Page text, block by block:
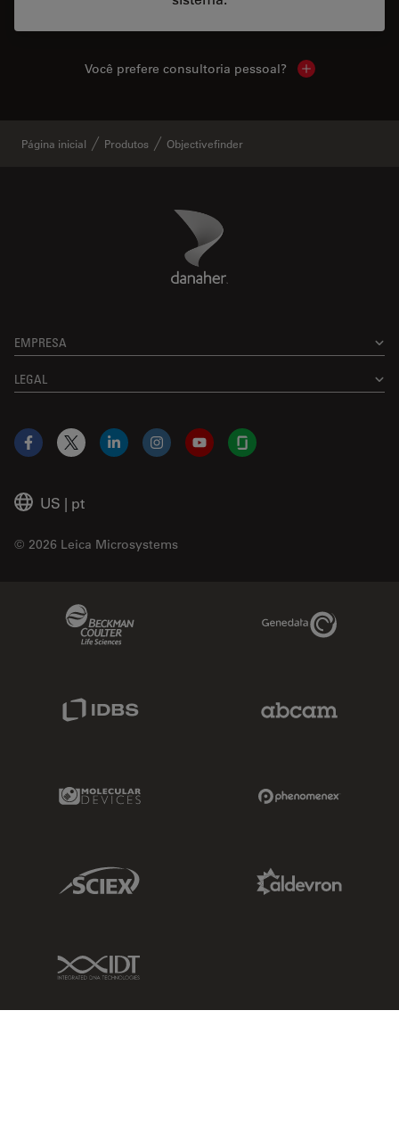
Você prefere consultoria pessoal? Show local
Página inicial Produtos Objectivefinder
Danaher Logo
EMPRESA
LEGAL
US | pt
© 2026 Leica Microsystems
Facebook
X LinkedInInstagramYouTubeGlassdoor
Genedata Link
Molecular Devices Link
Sciex Link
IDT Link